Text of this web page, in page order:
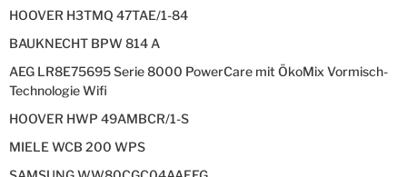
HOOVER H3TMQ 47TAE/1-84
BAUKNECHT BPW 814 A
AEG LR8E75695 Serie 8000 PowerCare mit ÖkoMix Vormisch-
Technologie Wifi
HOOVER HWP 49AMBCR/1-S
MIELE WCB 200 WPS